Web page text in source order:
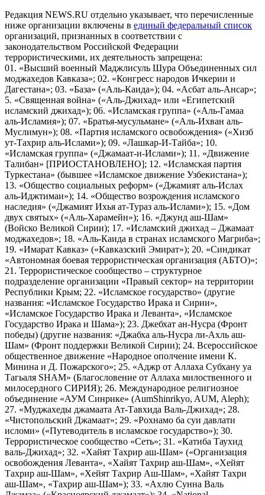
Редакция NEWS.RU отдельно указывает, что перечисленные
ниже организации включены в единый федеральный список
организаций, признанных в соответствии с
законодательством Российской Федерации
террористическими, их деятельность запрещена:
01. «Высший военный Маджлисуль Шура Объединенных сил
моджахедов Кавказа»; 02. «Конгресс народов Ичкерии и
Дагестана»; 03. «База» («Аль-Каида»); 04. «Асбат аль-Ансар»;
5. «Священная война» («Аль-Джихад» или «Египетский
исламский джихад»); 06. «Исламская группа» («Аль-Гамаа
аль-Исламия»); 07. «Братья-мусульмане» («Аль-Ихван аль-
Муслимун»); 08. «Партия исламского освобождения» («Хизб
ут-Тахрир аль-Ислами»); 09. «Лашкар-И-Тайба»; 10.
«Исламская группа» («Джамаат-и-Ислами»); 11. «Движение
Талибан» [ПРИОСТАНОВЛЕНО]; 12. «Исламская партия
Туркестана» (бывшее «Исламское движение Узбекистана»);
13. «Общество социальных реформ» («Джамият аль-Ислах
аль-Иджтимаи»); 14. «Общество возрождения исламского
наследия» («Джамият Ихья ат-Тураз аль-Ислами»); 15. «Дом
двух святых» («Аль-Харамейн»); 16. «Джунд аш-Шам»
(Войско Великой Сирии); 17. «Исламский джихад – Джамаат
моджахедов»; 18. «Аль-Каида в странах исламского Магриба»;
19. «Имарат Кавказ» («Кавказский Эмират»); 20. «Синдикат
«Автономная боевая террористическая организация (АБТО)»;
21. Террористическое сообщество – структурное
подразделение организации «Правый сектор» на территории
Республики Крым; 22. «Исламское государство» (другие
названия: «Исламское Государство Ирака и Сирии»,
«Исламское Государство Ирака и Леванта», «Исламское
Государство Ирака и Шама»); 23. Джебхат ан-Нусра (Фронт
победы) (другие названия: «Джабха аль-Нусра ли-Ахль аш-
Шам» (Фронт поддержки Великой Сирии); 24. Всероссийское
общественное движение «Народное ополчение имени К.
Минина и Д. Пожарского»; 25. «Аджр от Аллаха Субхану уа
Тагьаля SHAM» (Благословение от Аллаха милоственного и
милосердного СИРИЯ); 26. Международное религиозное
объединение «АУМ Синрике» (AumShinrikyo, AUM, Aleph);
27. «Муджахеды джамаата Ат-Тавхида Валь-Джихад»; 28.
«Чистопольский Джамаат»; 29. «Рохнамо ба суи давлати
исломи» («Путеводитель в исламское государство»); 30.
Террористическое сообщество «Сеть»; 31. «Катиба Таухид
валь-Джихад»; 32. «Хайят Тахрир аш-Шам» («Организация
освобождения Леванта», «Хайят Тахрир аш-Шам», «Хейят
Тахрир аш-Шам», «Хейят Тахрир Аш-Шам», «Хайят Тахри
аш-Шам», «Тахрир аш-Шам»); 33. «Ахлю Сунна Валь